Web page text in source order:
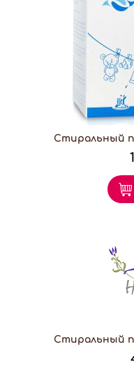
Стиральный
Стиральный